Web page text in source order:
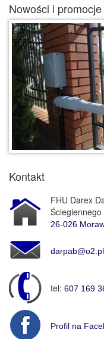
Nowości i promocje
Previous
Kontakt
FHU Darex
Ściegiennego
26-026
darpab@o2.pl
tel: 607 169
Profil na